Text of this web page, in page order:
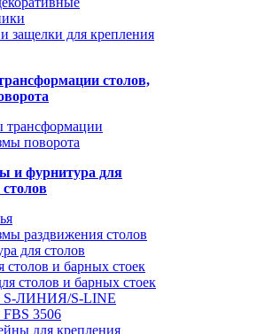
защелки для крепления
столов,
трансформации
поворота
и фурнитура для
столов
раздвижения столов
для столов
столов и барных стоек
столов и барных стоек
S-ЛИНИЯ/S-LINE
3506
для крепления